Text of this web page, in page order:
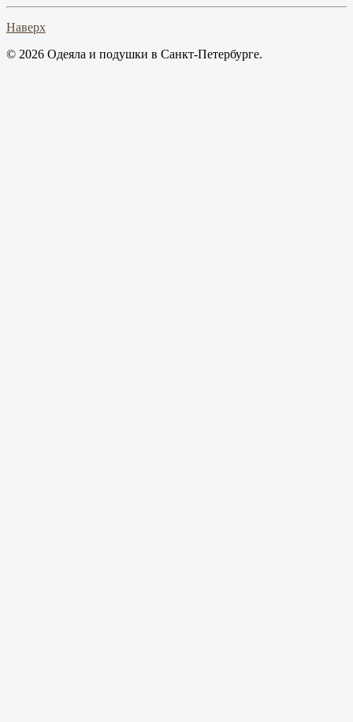
Наверх
© 2026 Одеяла и подушки в Санкт-Петербурге.